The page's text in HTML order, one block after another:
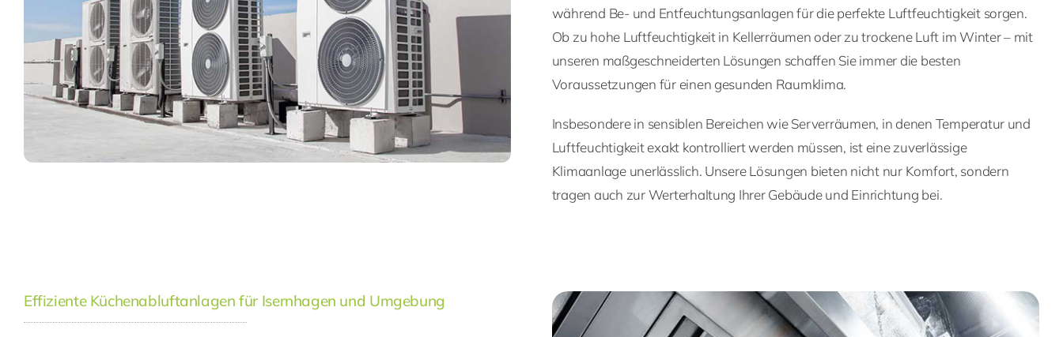
während Be- und Entfeuchtungsanlagen für die perfekte Luftfeuchtigkeit sorgen.
Ob zu hohe Luftfeuchtigkeit in Kellerräumen oder zu trockene Luft im Winter – mit
unseren maßgeschneiderten Lösungen schaffen Sie immer die besten
Voraussetzungen für einen gesunden Raumklima.
Insbesondere in sensiblen Bereichen wie Serverräumen, in denen Temperatur und
Luftfeuchtigkeit exakt kontrolliert werden müssen, ist eine zuverlässige
Klimaanlage unerlässlich. Unsere Lösungen bieten nicht nur Komfort, sondern
tragen auch zur Werterhaltung Ihrer Gebäude und Einrichtung bei.
Effiziente Küchenabluftanlagen für Isernhagen und Umgebung